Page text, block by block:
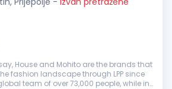
House and Mohito are the brands that
fashion landscape through LPP since
team of over 73,000 people, while in